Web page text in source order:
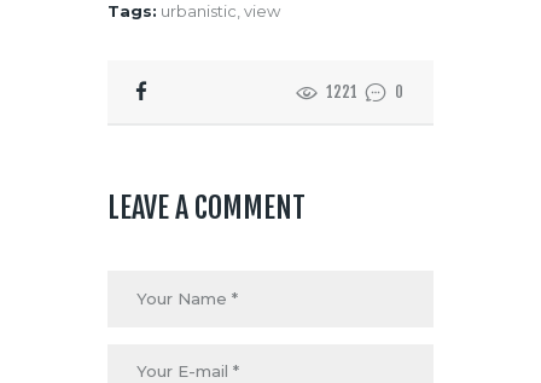
Tags: urbanistic,view
1221 0
LEAVE A COMMENT